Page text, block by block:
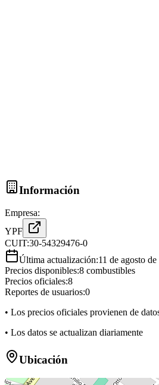
Información
Empresa:
YPF
CUIT:30-54329476-0
Última actualización:11 de agosto
Precios disponibles:8 combustibles
Precios oficiales:8
Reportes de usuarios:0
• Los precios oficiales provienen de
• Los datos se actualizan diariamente
Ubicación